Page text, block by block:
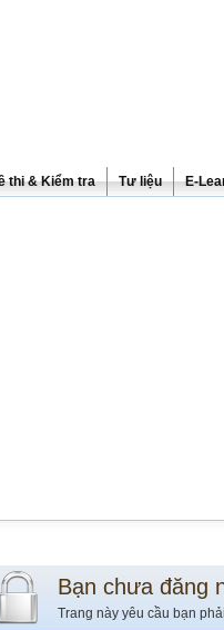
thi & Kiểm tra Tư liệu E-
Bạn chưa đăng
Trang này yêu cầu bạn